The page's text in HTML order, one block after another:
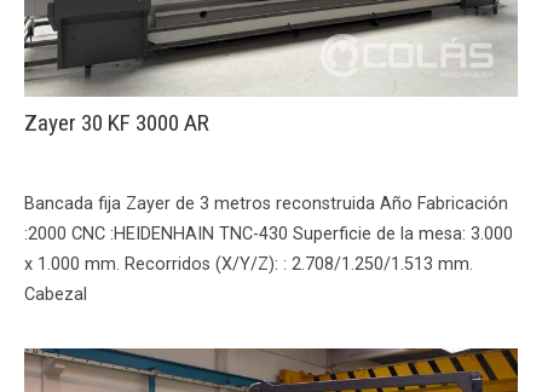
Zayer 30 KF 3000 AR
Bancada fija Zayer de 3 metros reconstruida Año Fabricación
:2000 CNC :HEIDENHAIN TNC-430 Superficie de la mesa: 3.000
x 1.000 mm. Recorridos (X/Y/Z): : 2.708/1.250/1.513 mm.
Cabezal